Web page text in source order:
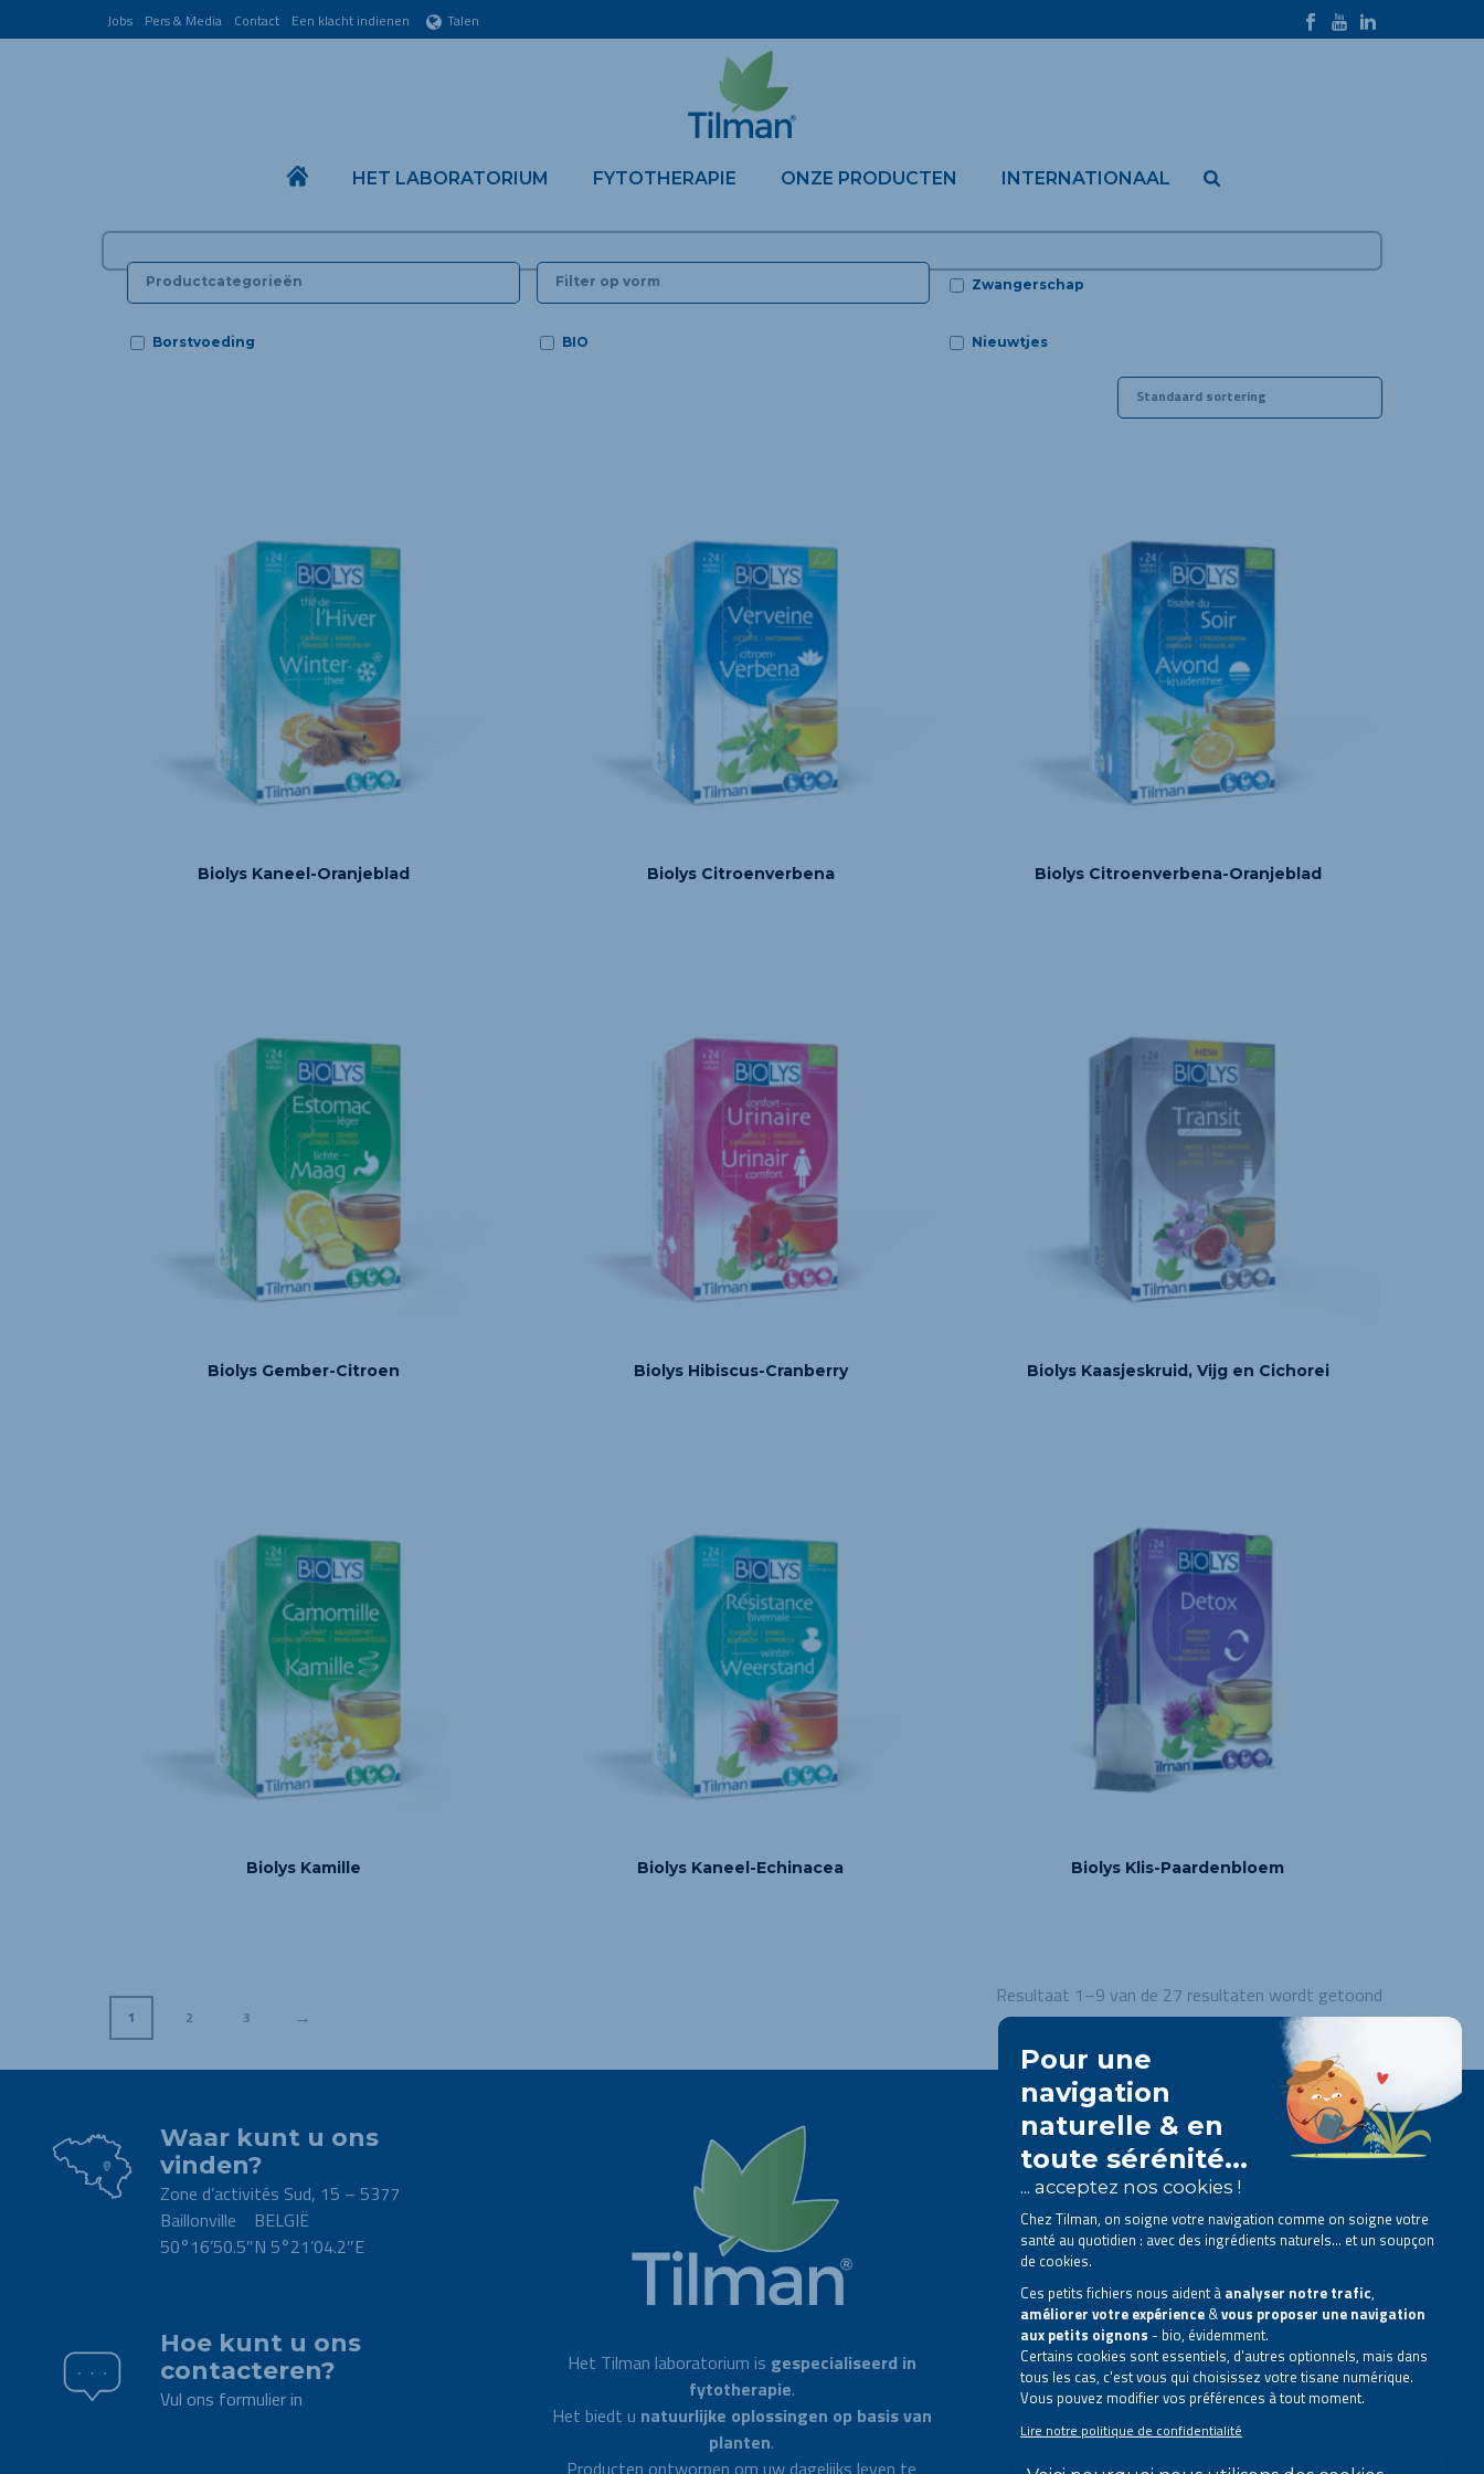
Jobs Pers & Media Contact Een klacht indienen Talen
HET LABORATORIUM FYTOTHERAPIE ONZE PRODUCTEN INTERNATIONAAL
Zwangerschap
Borstvoeding BIO Nieuwtjes
Biolys Kaneel-Oranjeblad Biolys Citroenverbena Biolys Citroenverbena-Oranjeblad
Biolys Gember-Citroen Biolys Hibiscus-Cranberry Biolys Kaasjeskruid, Vijg en Cichorei
Biolys Kamille Biolys Kaneel-Echinacea Biolys Klis-Paardenbloem
1 2 3 →
Resultaat 1–9 van de 27 resultaten wordt getoond
Waar kunt u ons
vinden?
Zone d’activités Sud, 15 – 5377
Baillonville BELGIË
50°16’50.5″N 5°21’04.2″E
Hoe kunt u ons
contacteren?
Vul ons formulier in
Het Tilman laboratorium is gespecialiseerd in
fytotherapie.
Het biedt u natuurlijke oplossingen op basis van
planten.
Producten ontworpen om uw dagelijks leven te
Volg ons op sociale media